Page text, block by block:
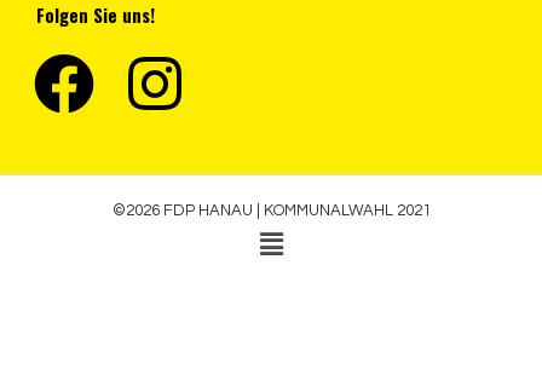
Folgen Sie uns!
©2026 FDP HANAU | KOMMUNALWAHL 2021